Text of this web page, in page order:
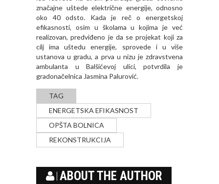
značajne uštede električne energije, odnosno
oko 40 odsto. Kada je reč o energetskoj
efikasnosti, osim u školama u kojima je već
realizovan, predviđeno je da se projekat koji za
cilj ima uštedu energije, sprovede i u više
ustanova u gradu, a prva u nizu je zdravstvena
ambulanta u Balšićevoj ulici, potvrdila je
gradonačelnica Jasmina Palurović.
TAG
ENERGETSKA EFIKASNOST
OPŠTA BOLNICA
REKONSTRUKCIJA
ABOUT THE AUTHOR